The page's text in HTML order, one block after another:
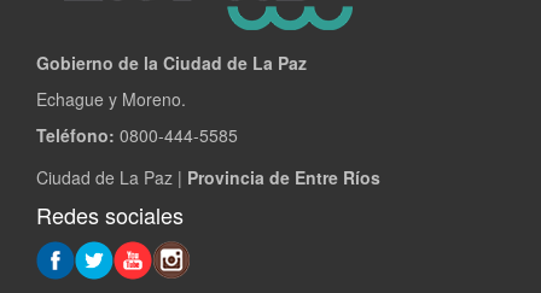
Gobierno de la Ciudad de La Paz
Echague y Moreno.
Teléfono: 0800-444-5585
Ciudad de La Paz | Provincia de Entre Ríos
Redes sociales